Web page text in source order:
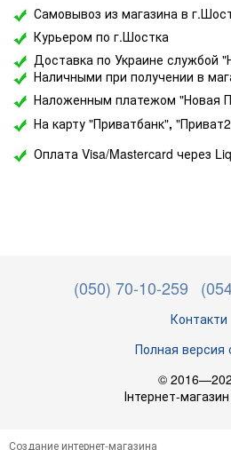
Самовывоз из магазина в
Курьером по г.Шостка
Доставка по Украине службой
Наличными при получении в
Наложенным платежом "Новая
На карту "Приватбанк",
Оплата Visa/Mastercard через
(050) 70-10-259
Контакти
Полная версия
©
Інтернет-
Создание интернет-магазина